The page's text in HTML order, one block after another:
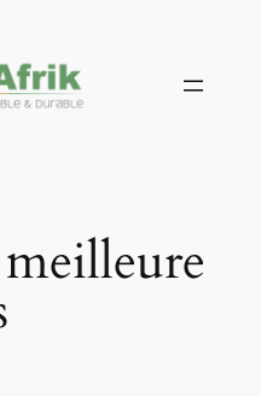
meilleure